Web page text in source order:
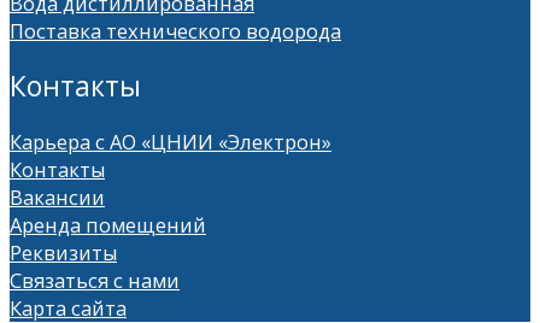
Поставка технического водорода
Контакты
Карьера с АО «ЦНИИ «Электрон»
Контакты
Вакансии
Аренда помещений
Реквизиты
Связаться с нами
Карта сайта